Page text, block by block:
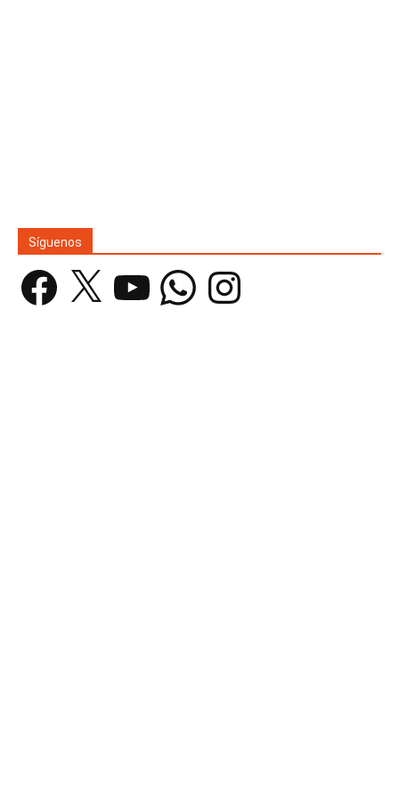
Síguenos
Facebook YouTube WhatsAppInstagram